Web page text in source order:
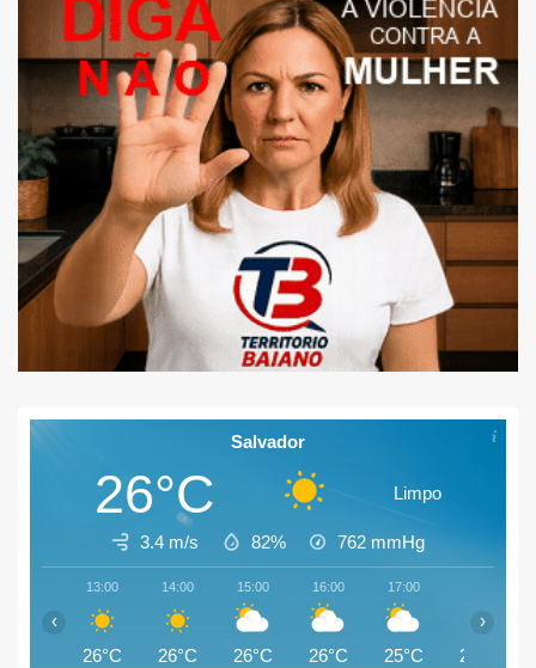
Salvador
26°C Limpo
3.4 m/s 82% 762 mmHg
13:00
26°C
14:00
26°C
15:00
26°C
16:00
26°C
17:00
25°C 25°C
‹ ›